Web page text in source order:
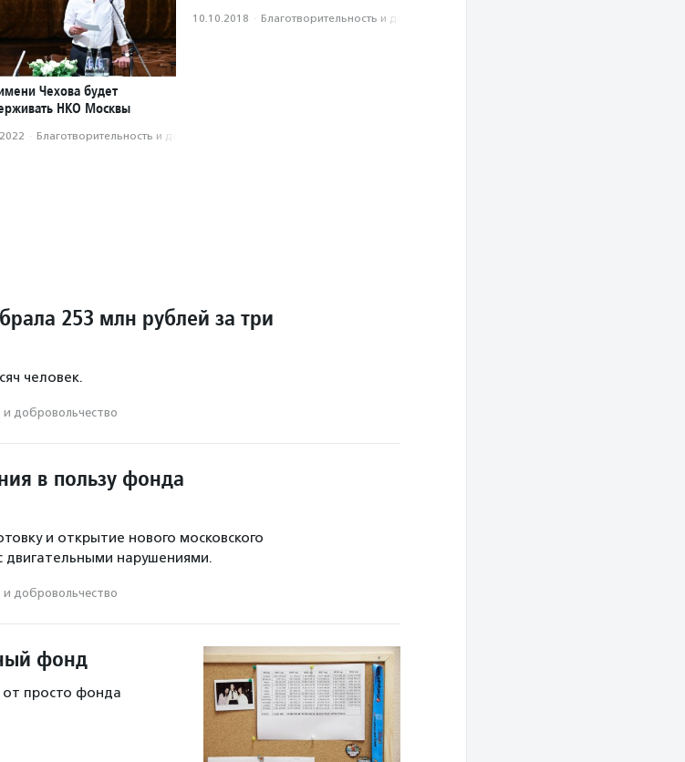
Чехова будет
НКО Москвы
· Благотвори­тель­ность и доброволь­чест­во
10.10.2018 · Благотвори­тель­ность и доброволь­чест­во
253 млн рублей за три
человек.
и доброволь­чест­во
в пользу фонда
и открытие нового московского
нарушениями.
и доброволь­чест­во
фонд
от просто фонда